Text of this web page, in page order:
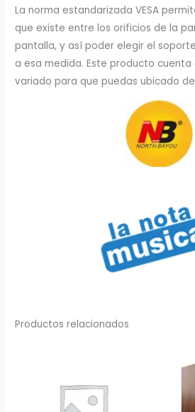
La norma estandarizada VESA
que existe entre los orificios de la
pantalla, y así poder elegir el
a esa medida. Este producto cuenta
variado para que puedas ubicado
Productos relacionados